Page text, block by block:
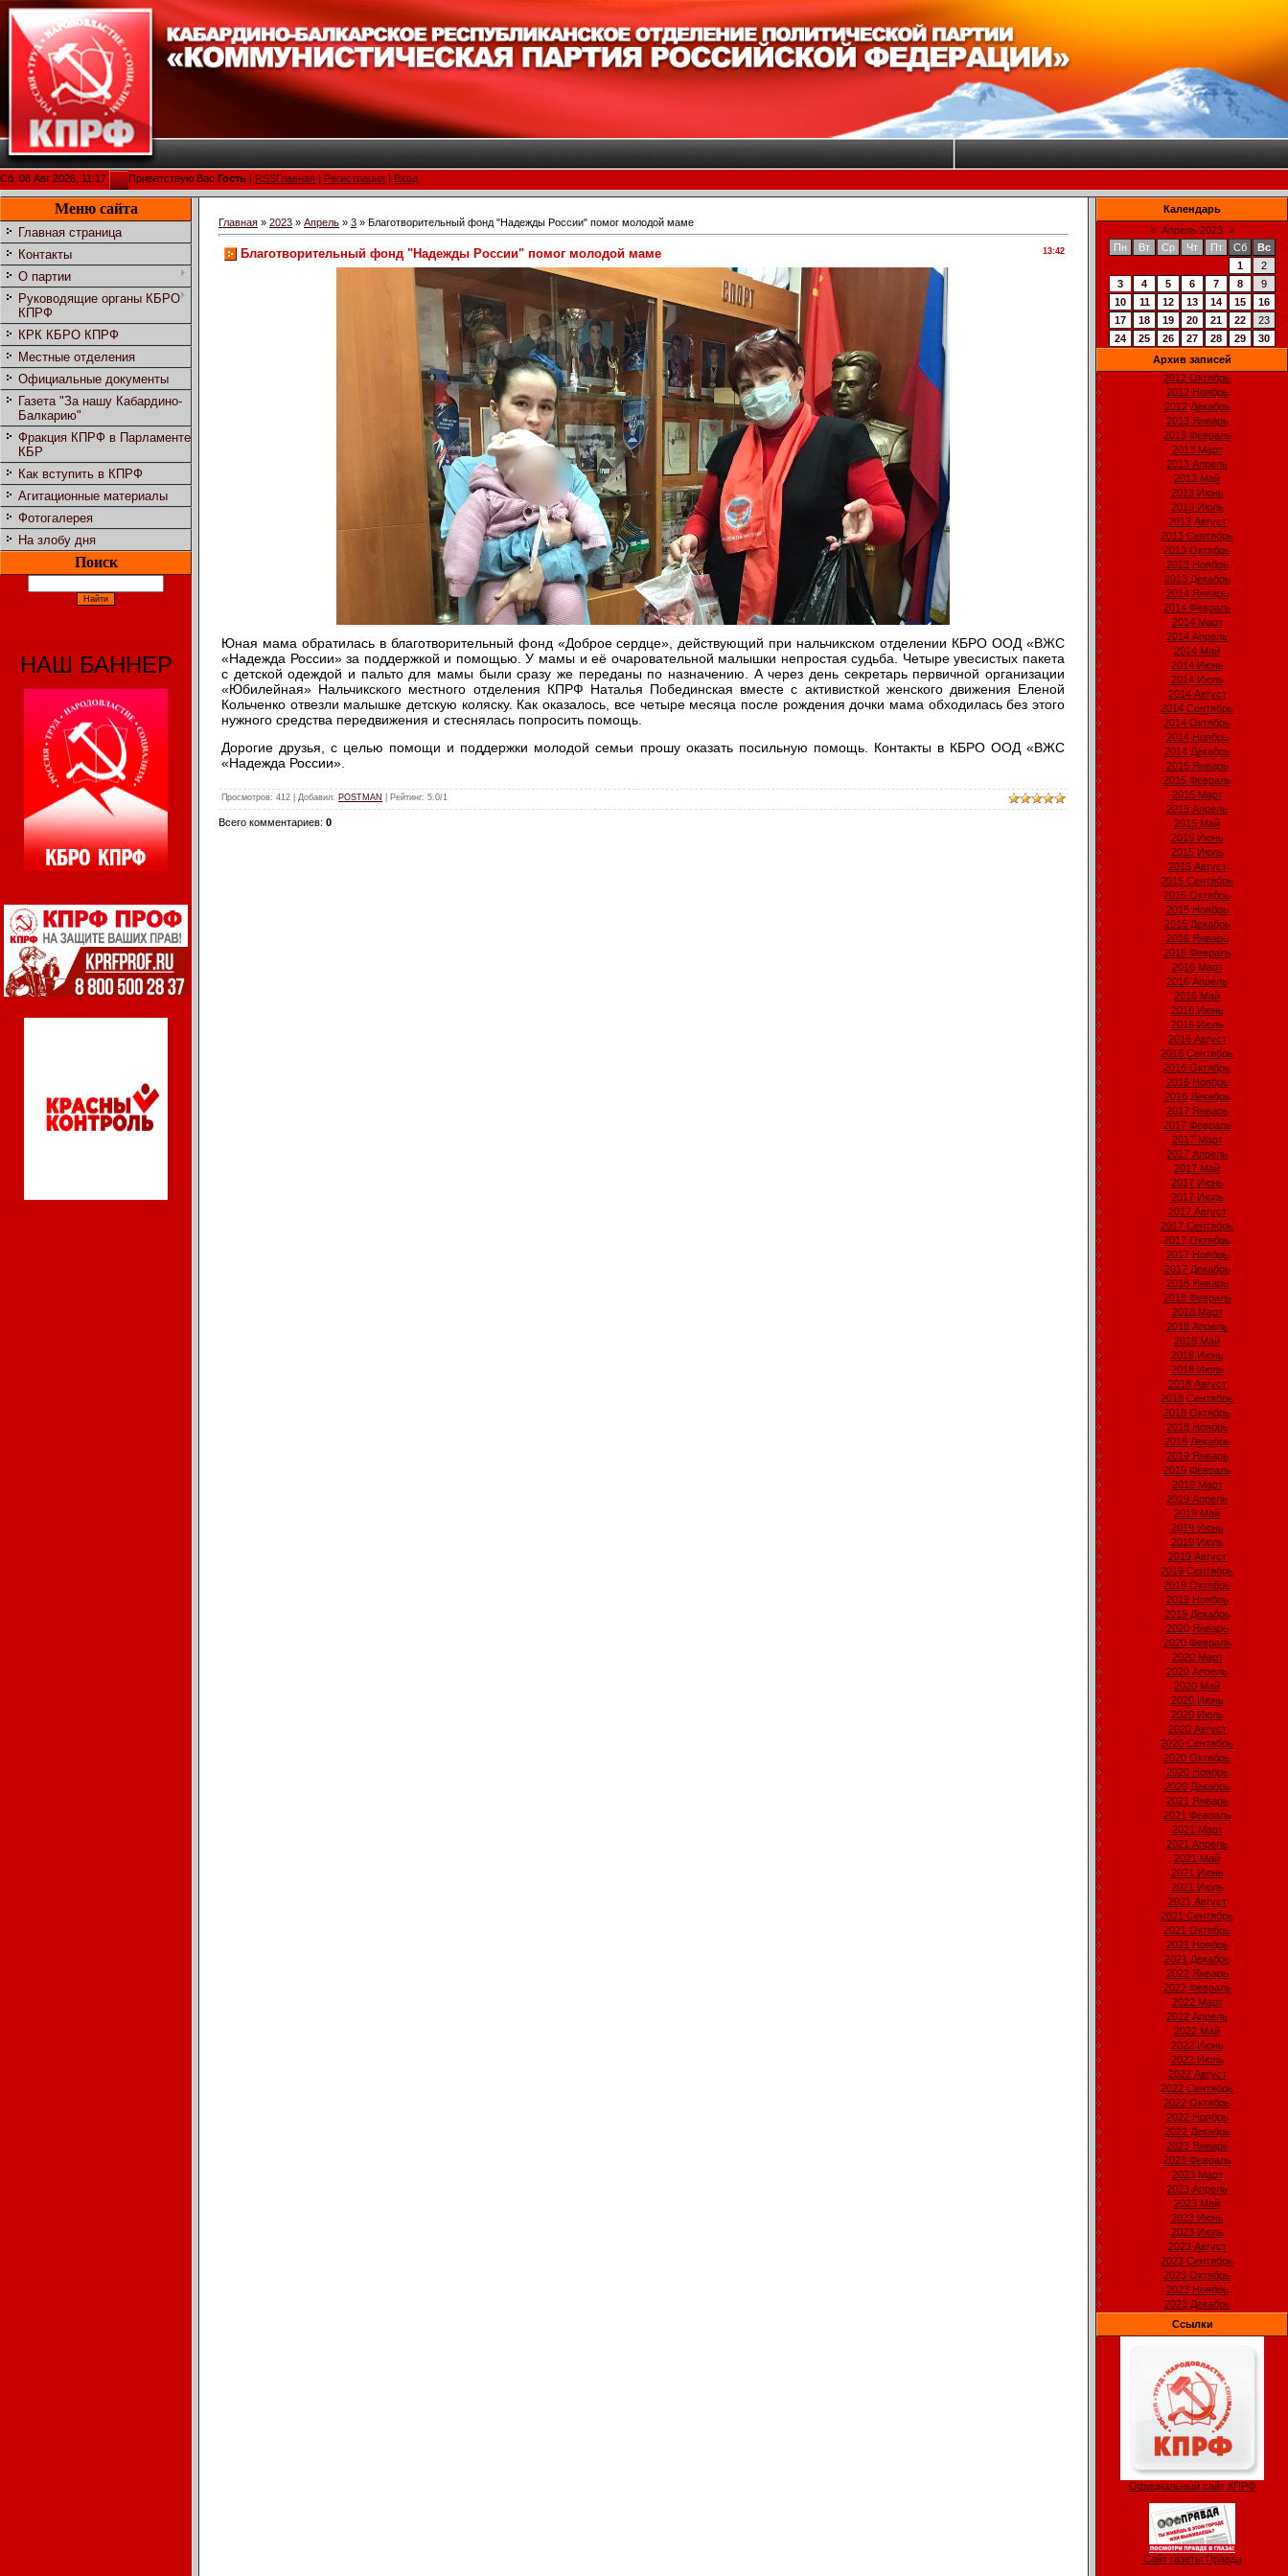
Сб, 08 Авг 2026, 11:17 Приветствую Вас Гость RSSГлавная Регистрация Вход
Меню сайта
Главная страница
Контакты
О партии
Руководящие органы КБРО
КПРФ
КРК КБРО КПРФ
Местные отделения
Официальные документы
Газета "За нашу Кабардино-
Балкарию"
Фракция КПРФ в Парламенте
КБР
Как вступить в КПРФ
Агитационные материалы
Фотогалерея
На злобу дня
Поиск
НАШ БАННЕР
Главная » 2023 » Апрель » 3 » Благотворительный фонд "Надежды России" помог молодой маме
13:42
Благотворительный фонд "Надежды России" помог молодой маме
Юная мама обратилась в благотворительный фонд «Доброе сердце», действующий при нальчикском отделении КБРО ООД «ВЖС
«Надежда России» за поддержкой и помощью. У мамы и её очаровательной малышки непростая судьба. Четыре увесистых пакета
с детской одеждой и пальто для мамы были сразу же переданы по назначению. А через день секретарь первичной организации
«Юбилейная» Нальчикского местного отделения КПРФ Наталья Побединская вместе с активисткой женского движения Еленой
Кольченко отвезли малышке детскую коляску. Как оказалось, все четыре месяца после рождения дочки мама обходилась без этого
нужного средства передвижения и стеснялась попросить помощь.
Дорогие друзья, с целью помощи и поддержки молодой семьи прошу оказать посильную помощь. Контакты в КБРО ООД «ВЖС
«Надежда России».
Просмотров: 412 | Добавил: POSTMAN Рейтинг: 5.0/1
Всего комментариев: 0
Календарь
« Апрель 2023 »
Пн
Вт Ср Чт Пт Сб
Вс
1
2
3
4 5 6 7 8
9
10
11 12 13 14 15
16
17
18 19 20 21 22
23
24
25 26 27 28 29
30
Архив записей
2012 Октябрь
2012 Ноябрь
2012 Декабрь
2013 Январь
2013 Февраль
2013 Март
2013 Апрель
2013 Май
2013 Июнь
2013 Июль
2013 Август
2013 Сентябрь
2013 Октябрь
2013 Ноябрь
2013 Декабрь
2014 Январь
2014 Февраль
2014 Март
2014 Апрель
2014 Май
2014 Июнь
2014 Июль
2014 Август
2014 Сентябрь
2014 Октябрь
2014 Ноябрь
2014 Декабрь
2015 Январь
2015 Февраль
2015 Март
2015 Апрель
2015 Май
2015 Июнь
2015 Июль
2015 Август
2015 Сентябрь
2015 Октябрь
2015 Ноябрь
2015 Декабрь
2016 Январь
2016 Февраль
2016 Март
2016 Апрель
2016 Май
2016 Июнь
2016 Июль
2016 Август
2016 Сентябрь
2016 Октябрь
2016 Ноябрь
2016 Декабрь
2017 Январь
2017 Февраль
2017 Март
2017 Апрель
2017 Май
2017 Июнь
2017 Июль
2017 Август
2017 Сентябрь
2017 Октябрь
2017 Ноябрь
2017 Декабрь
2018 Январь
2018 Февраль
2018 Март
2018 Апрель
2018 Май
2018 Июнь
2018 Июль
2018 Август
2018 Сентябрь
2018 Октябрь
2018 Ноябрь
2018 Декабрь
2019 Январь
2019 Февраль
2019 Март
2019 Апрель
2019 Май
2019 Июнь
2019 Июль
2019 Август
2019 Сентябрь
2019 Октябрь
2019 Ноябрь
2019 Декабрь
2020 Январь
2020 Февраль
2020 Март
2020 Апрель
2020 Май
2020 Июнь
2020 Июль
2020 Август
2020 Сентябрь
2020 Октябрь
2020 Ноябрь
2020 Декабрь
2021 Январь
2021 Февраль
2021 Март
2021 Апрель
2021 Май
2021 Июнь
2021 Июль
2021 Август
2021 Сентябрь
2021 Октябрь
2021 Ноябрь
2021 Декабрь
2022 Январь
2022 Февраль
2022 Март
2022 Апрель
2022 Май
2022 Июнь
2022 Июль
2022 Август
2022 Сентябрь
2022 Октябрь
2022 Ноябрь
2022 Декабрь
2023 Январь
2023 Февраль
2023 Март
2023 Апрель
2023 Май
2023 Июнь
2023 Июль
2023 Август
2023 Сентябрь
2023 Октябрь
2023 Ноябрь
2023 Декабрь
Ссылки
Официальный сайт КПРФ
Сайт газеты Правда